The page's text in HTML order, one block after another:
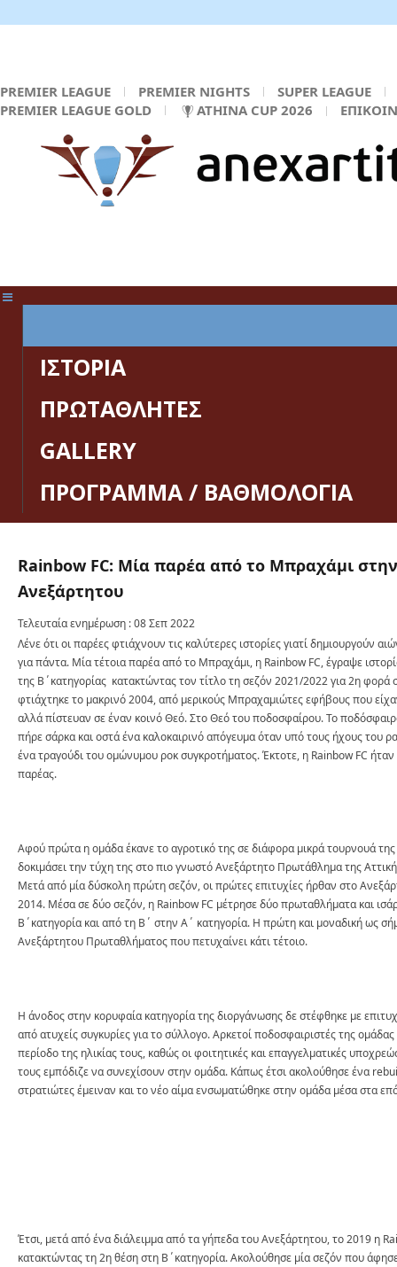
PREMIER LEAGUE PREMIER NIGHTS
SUPER LEAGUE
PREMIER LEAGUE GOLD
ATHINA CUP 2026
ΙΣΤΟΡΙΑ
ΠΡΩΤΑΘΛΗΤΕΣ
GALLERY
ΠΡΟΓΡΑΜΜΑ / ΒΑΘΜΟΛΟΓΙΑ
Rainbow FC: Μία παρέα από το Μπραχάμι στην
Ανεξάρτητου
Τελευταία ενημέρωση : 08 Σεπ 2022
Λένε ότι οι παρέες φτιάχνουν τις καλύτερες ιστορίες γιατί δημιουργούν
για πάντα. Μία τέτοια παρέα από το Μπραχάμι, η Rainbow FC, έγραψε
της Β΄κατηγορίας κατακτώντας τον τίτλο τη σεζόν 2021/2022 για 2η φορά
φτιάχτηκε το μακρινό 2004, από μερικούς Μπραχαμιώτες εφήβους που
αλλά πίστευαν σε έναν κοινό Θεό. Στο Θεό του ποδοσφαίρου. Το
πήρε σάρκα και οστά ένα καλοκαιρινό απόγευμα όταν υπό τους ήχους του
ένα τραγούδι του ομώνυμου ροκ συγκροτήματος. Έκτοτε, η Rainbow FC ήταν
παρέας.
Αφού πρώτα η ομάδα έκανε το αγροτικό της σε διάφορα μικρά τουρνουά
δοκιμάσει την τύχη της στο πιο γνωστό Ανεξάρτητο Πρωτάθλημα της
Μετά από μία δύσκολη πρώτη σεζόν, οι πρώτες επιτυχίες ήρθαν στο
2014. Μέσα σε δύο σεζόν, η Rainbow FC μέτρησε δύο πρωταθλήματα και
Β΄κατηγορία και από τη Β΄ στην Α΄ κατηγορία. Η πρώτη και μοναδική ως
Ανεξάρτητου Πρωταθλήματος που πετυχαίνει κάτι τέτοιο.
Η άνοδος στην κορυφαία κατηγορία της διοργάνωσης δε στέφθηκε με
από ατυχείς συγκυρίες για το σύλλογο. Αρκετοί ποδοσφαιριστές της
περίοδο της ηλικίας τους, καθώς οι φοιτητικές και επαγγελματικές
τους εμπόδιζε να συνεχίσουν στην ομάδα. Κάπως έτσι ακολούθησε ένα
στρατιώτες έμειναν και το νέο αίμα ενσωματώθηκε στην ομάδα μέσα στα
Έτσι, μετά από ένα διάλειμμα από τα γήπεδα του Ανεξάρτητου, το 2019 η
κατακτώντας τη 2η θέση στη Β΄κατηγορία. Ακολούθησε μία σεζόν που